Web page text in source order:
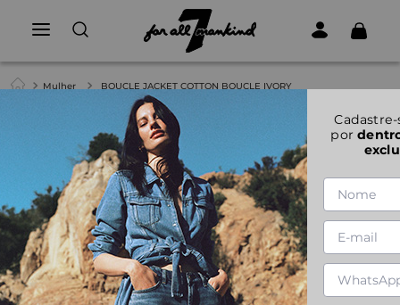
Mulher BOUCLE JACKET COTTON BOUCLE IVORY
BOUCLE JACKET COTTON BOUCLE IVORY
XS S M L
por